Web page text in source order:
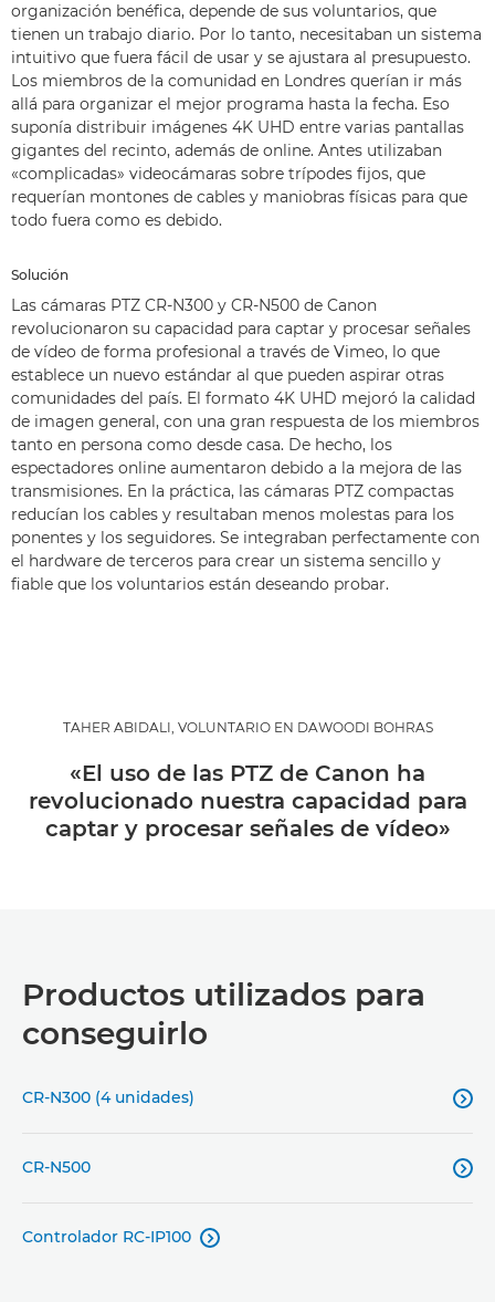
organización benéfica, depende de sus voluntarios, que
tienen un trabajo diario. Por lo tanto, necesitaban un sistema
intuitivo que fuera fácil de usar y se ajustara al presupuesto.
Los miembros de la comunidad en Londres querían ir más
allá para organizar el mejor programa hasta la fecha. Eso
suponía distribuir imágenes 4K UHD entre varias pantallas
gigantes del recinto, además de online. Antes utilizaban
«complicadas» videocámaras sobre trípodes fijos, que
requerían montones de cables y maniobras físicas para que
todo fuera como es debido.
Solución
Las cámaras PTZ CR-N300 y CR-N500 de Canon
revolucionaron su capacidad para captar y procesar señales
de vídeo de forma profesional a través de Vimeo, lo que
establece un nuevo estándar al que pueden aspirar otras
comunidades del país. El formato 4K UHD mejoró la calidad
de imagen general, con una gran respuesta de los miembros
tanto en persona como desde casa. De hecho, los
espectadores online aumentaron debido a la mejora de las
transmisiones. En la práctica, las cámaras PTZ compactas
reducían los cables y resultaban menos molestas para los
ponentes y los seguidores. Se integraban perfectamente con
el hardware de terceros para crear un sistema sencillo y
fiable que los voluntarios están deseando probar.
TAHER ABIDALI, VOLUNTARIO EN DAWOODI BOHRAS
«El uso de las PTZ de Canon ha
revolucionado nuestra capacidad para
captar y procesar señales de vídeo»
Productos utilizados para
conseguirlo
CR-N300 (4 unidades) 
CR-N500 
Controlador RC-IP100 